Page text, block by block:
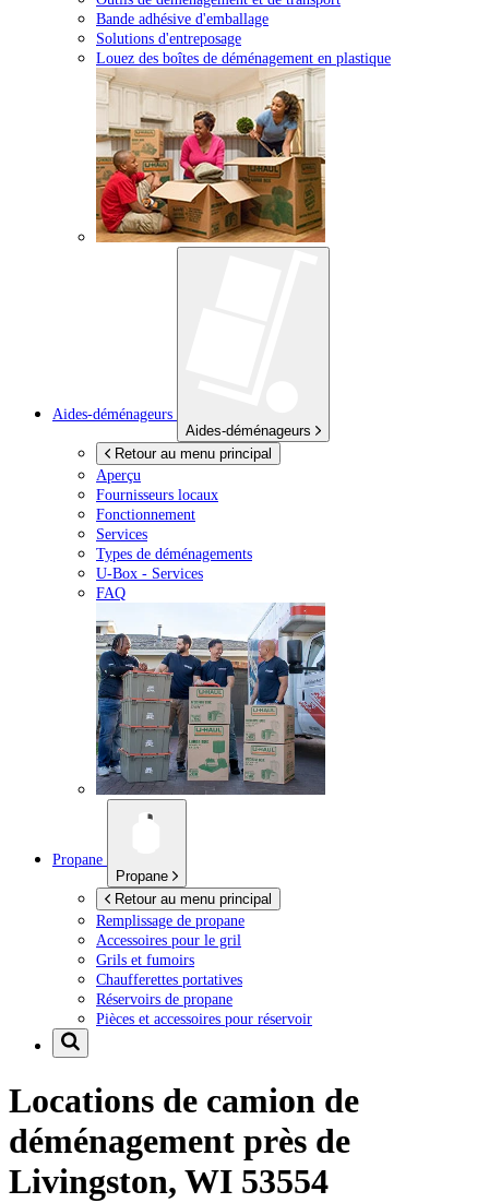
Bande adhésive d'emballage
Solutions d'entreposage
Louez des boîtes de déménagement en plastique
Aides-déménageurs
Aides-déménageurs
Retour au menu principal
Aperçu
Fournisseurs locaux
Fonctionnement
Services
Types de déménagements
U-Box - Services
FAQ
Propane
Propane
Retour au menu principal
Remplissage de propane
Accessoires pour le gril
Grils et fumoirs
Chaufferettes portatives
Réservoirs de propane
Pièces et accessoires pour réservoir
Locations de camion de
déménagement près de
Livingston, WI 53554